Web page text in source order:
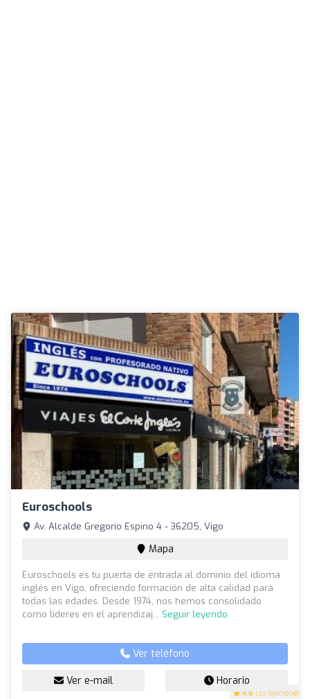
Euroschools
4.8 (33 opiniones)
Av. Alcalde Gregorio Espino 4 - 36205, Vigo
Mapa
Euroschools es tu puerta de entrada al dominio del idioma
inglés en Vigo, ofreciendo formación de alta calidad para
todas las edades. Desde 1974, nos hemos consolidado
como líderes en el aprendizaj... Seguir leyendo
Ver teléfono
Ver e-mail Horario